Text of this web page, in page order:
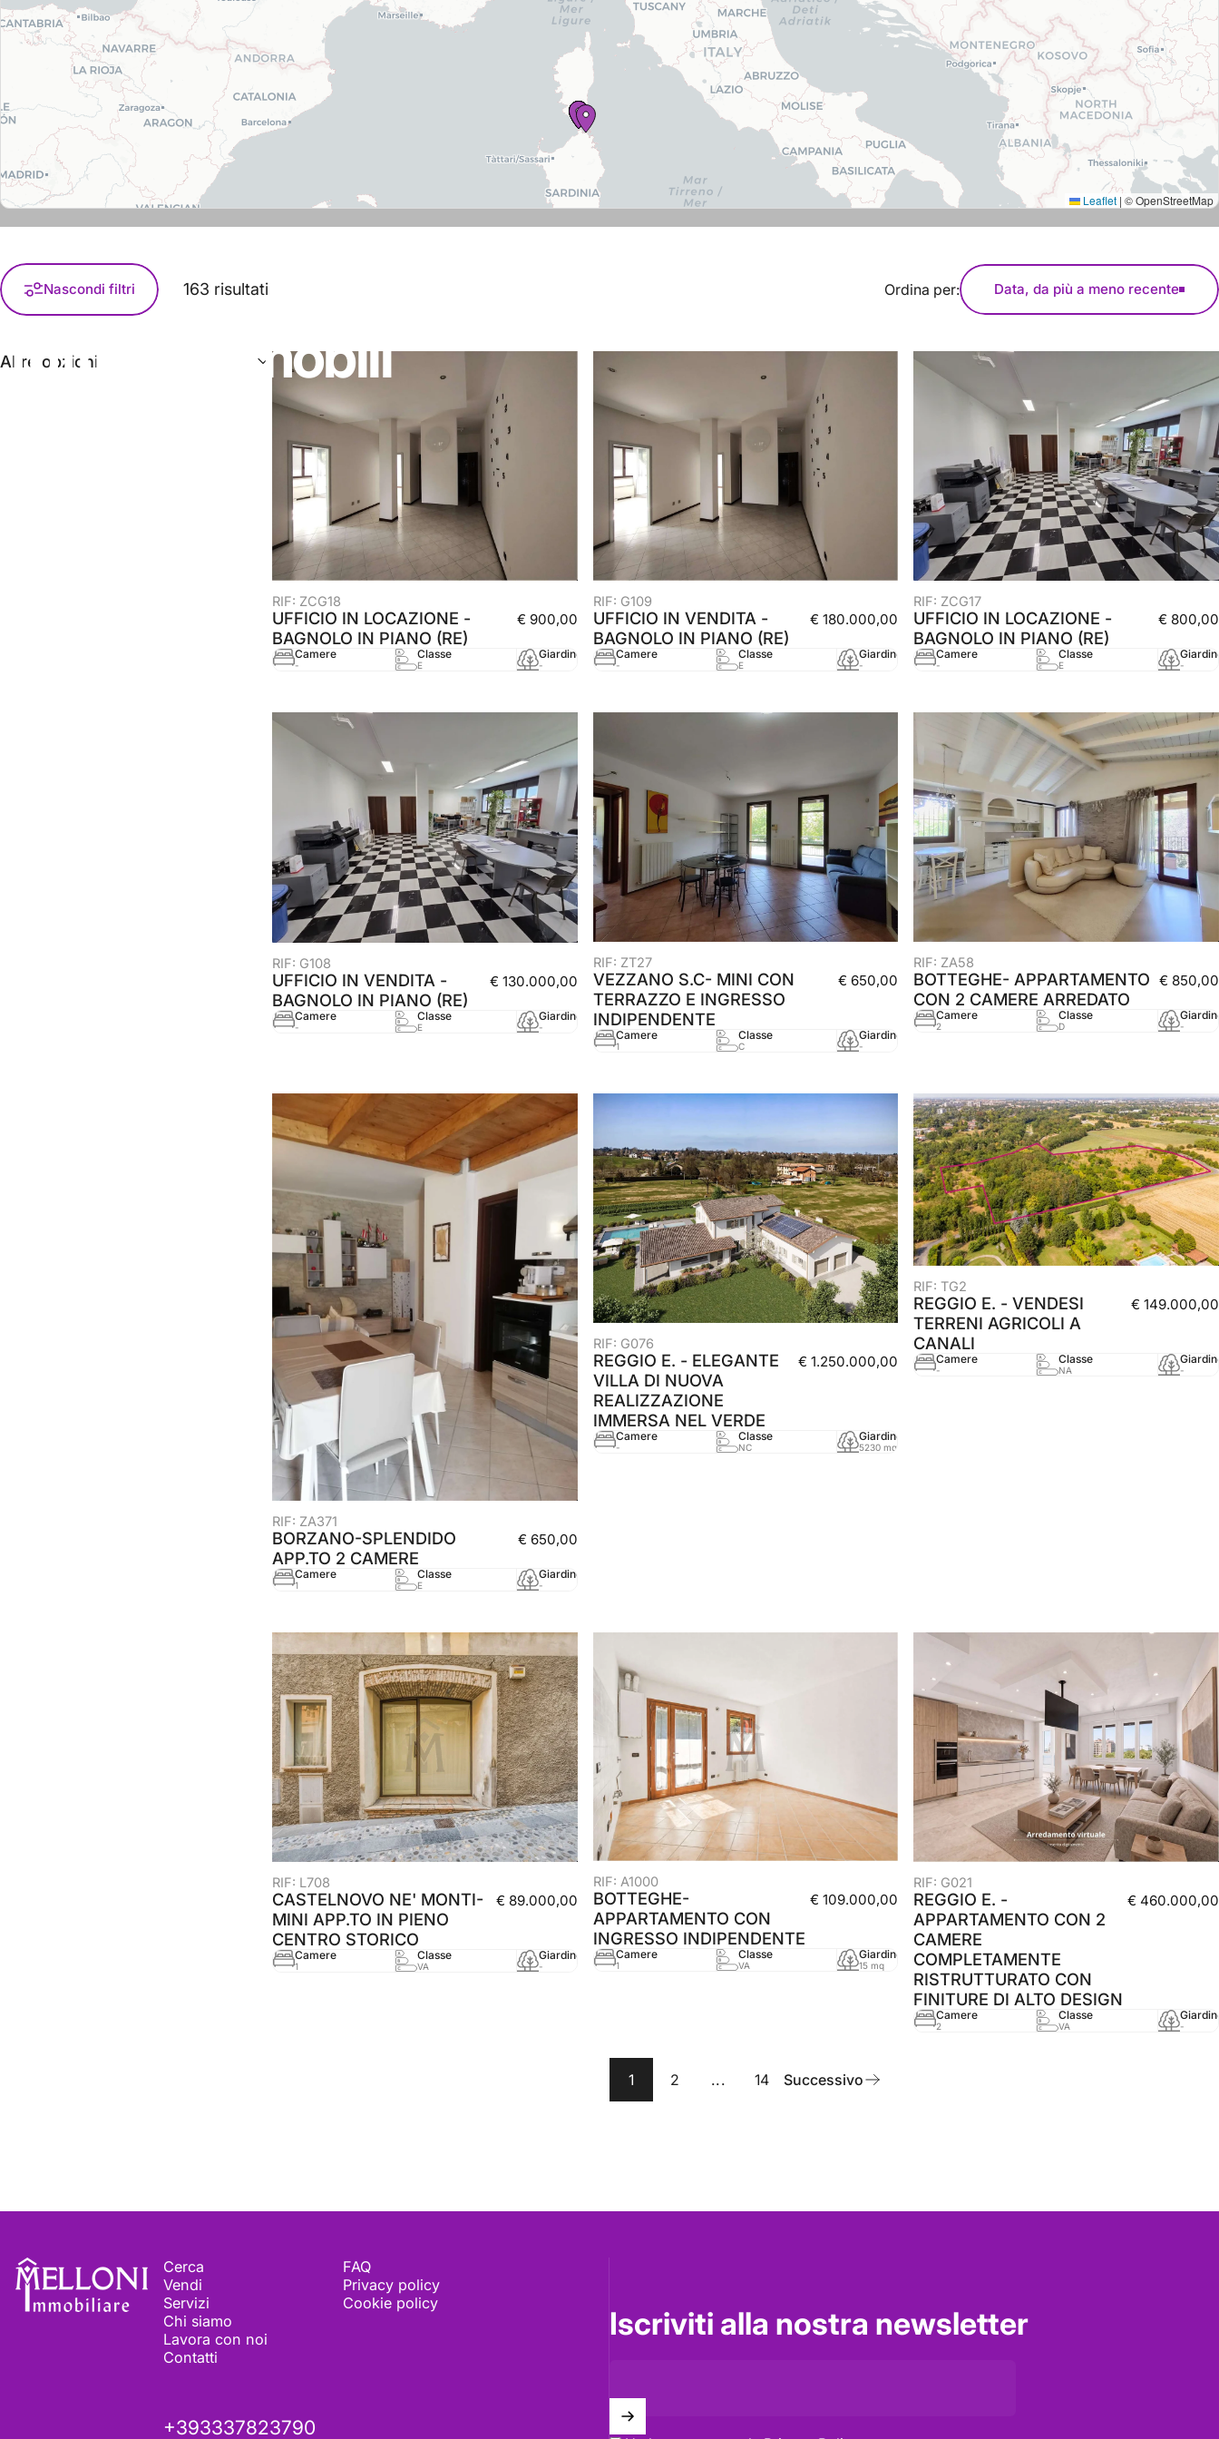
Tutti immobili
Leaflet | © OpenStreetMap
Nascondi filtri 163 risultati Ordina per: Data, da più a meno recente
Altre opzioni
RIF: ZCG18
UFFICIO IN LOCAZIONE -
BAGNOLO IN PIANO (RE)
€ 900,00
Camere
-
Classe
E
Giardino
-
RIF: G109
UFFICIO IN VENDITA -
BAGNOLO IN PIANO (RE)
€ 180.000,00
Camere
-
Classe
E
Giardino
-
RIF: ZCG17
UFFICIO IN LOCAZIONE -
BAGNOLO IN PIANO (RE)
€ 800,00
Camere
-
Classe
E -
RIF: G108
UFFICIO IN VENDITA -
BAGNOLO IN PIANO (RE)
€ 130.000,00
Camere
-
Classe
E
Giardino
-
mq
106 mq
RIF: ZT27
VEZZANO S.C- MINI CON
TERRAZZO E INGRESSO
INDIPENDENTE
€ 650,00
Camere
1
Classe
C
Giardino
-
RIF: ZA58
BOTTEGHE- APPARTAMENTO
CON 2 CAMERE ARREDATO
€ 850,00
Camere
2
Classe
D -
RIF: ZA371
BORZANO-SPLENDIDO
APP.TO 2 CAMERE
€ 650,00
Camere
1
Classe
E
Giardino
-
RIF: G076
REGGIO E. - ELEGANTE
VILLA DI NUOVA
REALIZZAZIONE
IMMERSA NEL VERDE
€ 1.250.000,00
Camere
-
Classe
NC
Giardino
5230 mq
RIF: TG2
REGGIO E. - VENDESI
TERRENI AGRICOLI A
CANALI
€ 149.000,00
Camere
-
Classe
NA -
RIF: L708
CASTELNOVO NE' MONTI-
MINI APP.TO IN PIENO
CENTRO STORICO
€ 89.000,00
Camere
1
Classe
VA
Giardino
-
RIF: A1000
BOTTEGHE-
APPARTAMENTO CON
INGRESSO INDIPENDENTE
€ 109.000,00
Camere
1
Classe
VA
Giardino
15 mq
mq
46 mq
RIF: G021
REGGIO E. -
APPARTAMENTO CON 2
CAMERE
COMPLETAMENTE
RISTRUTTURATO CON
FINITURE DI ALTO DESIGN
€ 460.000,00
Camere
2
Classe
VA -
1 2 ... 14 Successivo
Melloni immobiliare
Cerca
Vendi
Servizi
Chi siamo
Lavora con noi
Contatti
FAQ
Privacy policy
Cookie policy
+393337823790
Iscriviti alla nostra newsletter